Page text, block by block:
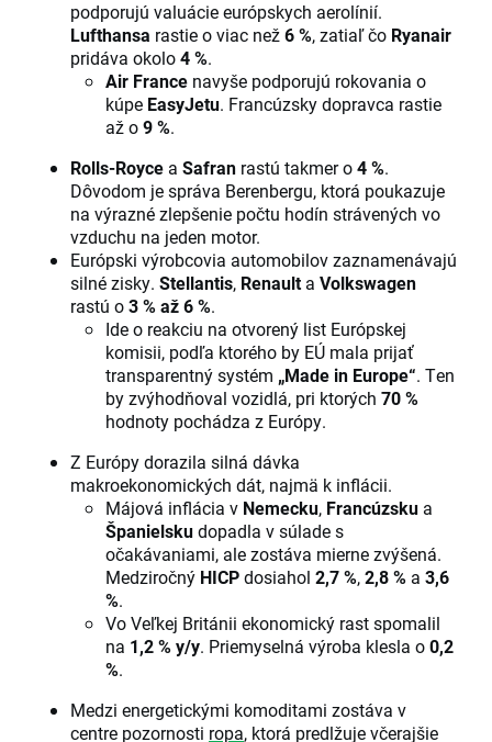
podporujú valuácie európskych aerolínií.
Lufthansa rastie o viac než6 %, zatiaľ čo Ryanair
pridáva okolo4 %.
Air France navyše podporujú rokovania o
kúpe EasyJetu. Francúzsky dopravca rastie
až o9 %.
Rolls-Royce a Safran rastú takmer o4 %.
Dôvodom je správa Berenbergu, ktorá poukazuje
na výrazné zlepšenie počtu hodín strávených vo
vzduchu na jeden motor.
Európski výrobcovia automobilov zaznamenávajú
silné zisky. Stellantis, Renaulta Volkswagen
rastú o3 % až 6 %.
Ide o reakciu na otvorený list Európskej
komisii, podľa ktorého by EÚ mala prijať
transparentný systém „Made in Europe“. Ten
by zvýhodňoval vozidlá, pri ktorých 70 %
hodnoty pochádza z Európy.
Z Európy dorazila silná dávka
makroekonomických dát, najmä k inflácii.
Májová inflácia v Nemecku, Francúzsku a
Španielskudopadla v súlade s
očakávaniami, ale zostáva mierne zvýšená.
Medziročný HICPdosiahol 2,7 %,2,8 % a 3,6
%.
Vo Veľkej Británii ekonomický rast spomalil
na 1,2 % y/y. Priemyselná výroba klesla o0,2
%.
Medzi energetickými komoditami zostáva v
centre pozornosti ropa, ktorá predlžuje včerajšie